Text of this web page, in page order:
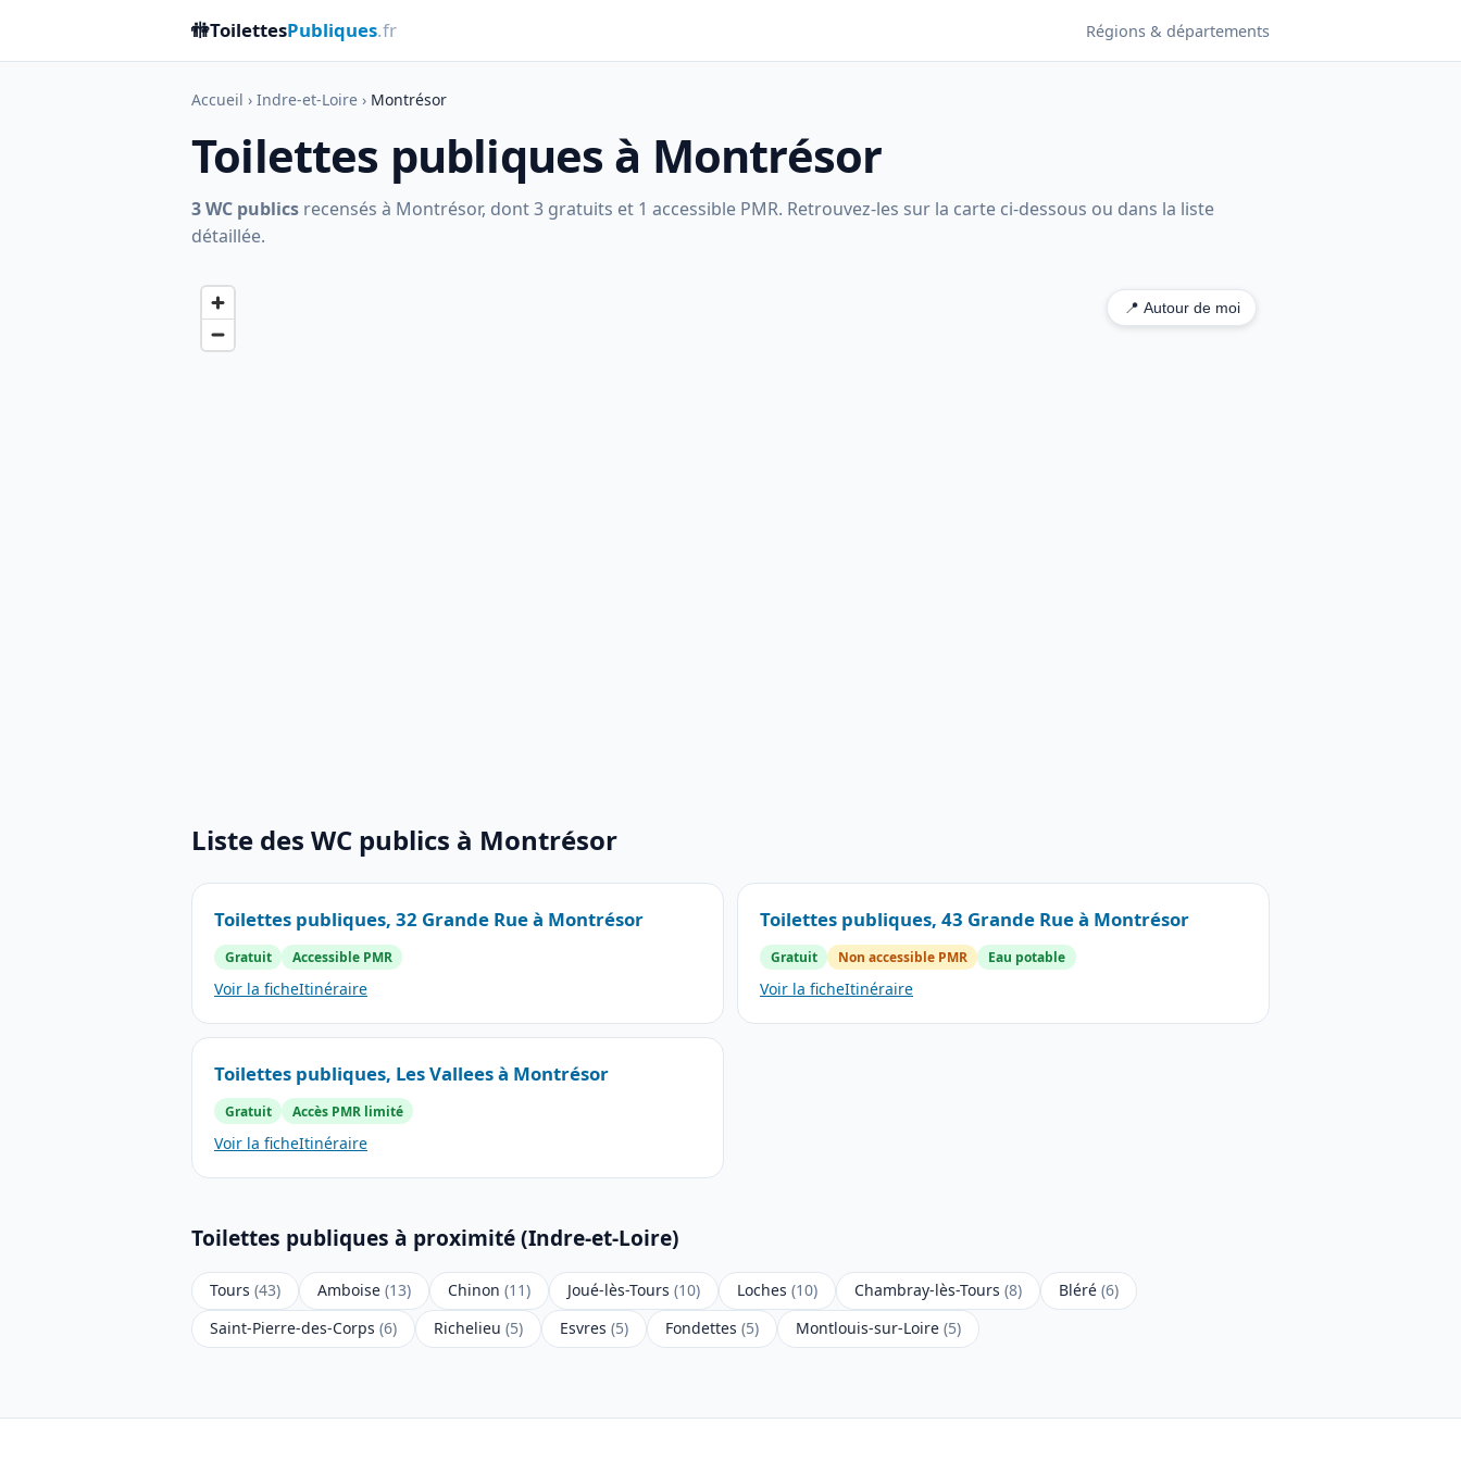
🚻ToilettesPubliques.fr Régions & départements
Accueil › Indre-et-Loire › Montrésor
Toilettes publiques à Montrésor
3 WC publics recensés à Montrésor, dont 3 gratuits et 1 accessible PMR. Retrouvez-les sur la carte ci-dessous ou dans la liste
détaillée.
📍 Autour de moi
Liste des WC publics à Montrésor
Toilettes publiques, 32 Grande Rue à Montrésor
Gratuit Accessible PMR
Voir la ficheItinéraire
Toilettes publiques, 43 Grande Rue à Montrésor
Gratuit Non accessible PMR Eau potable
Voir la ficheItinéraire
Toilettes publiques, Les Vallees à Montrésor
Gratuit Accès PMR limité
Voir la ficheItinéraire
Toilettes publiques à proximité (Indre-et-Loire)
Tours (43) Amboise (13) Chinon (11) Joué-lès-Tours (10) Loches (10) Chambray-lès-Tours (8) Bléré (6)
Saint-Pierre-des-Corps (6) Richelieu (5) Esvres (5) Fondettes (5) Montlouis-sur-Loire (5)